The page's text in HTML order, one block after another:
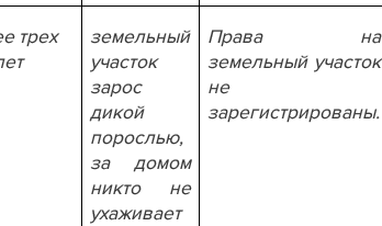
трех
земельный
участок
зарос
дикой
порослью,
за домом
никто не
ухаживает
Права на
земельный участок
не
зарегистрированы.